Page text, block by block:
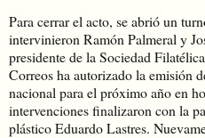
Para cerrar el acto, se abrió un
intervinieron Ramón Palmeral y
presidente de la Sociedad
Correos ha autorizado la emisión
nacional para el próximo año en
intervenciones finalizaron con la
plástico Eduardo Lastres.